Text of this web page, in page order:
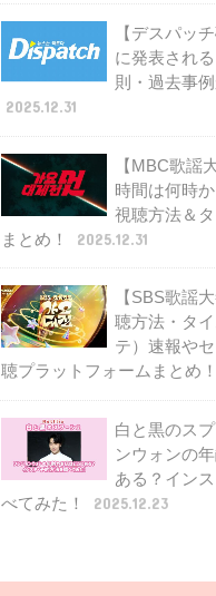
【デスパッ
に発表され
則・過去事
2025.12.31
【MBC歌謡
時間は何時
視聴方法＆
まとめ！
2025.12.31
【SBS歌謡
聴方法・タ
テ）速報や
聴プラットフォームまとめ！
白と黒のス
ンウォンの
ある？イン
べてみた！
2025.12.23